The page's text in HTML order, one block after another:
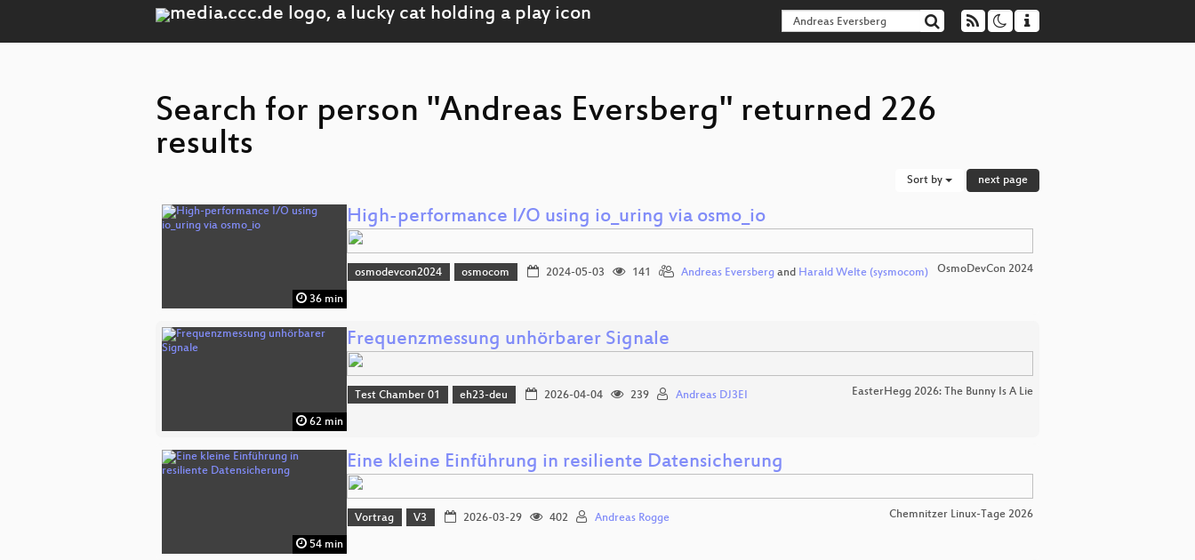
Search for person "Andreas Eversberg" returned 226
results
Sort by next page
36 min
High-performance I/O using io_uring via osmo_io
osmodevcon2024 osmocom 2024-05-03 141 Andreas Eversbergand Harald Welte (sysmocom) OsmoDevCon 2024
62 min
Frequenzmessung unhörbarer Signale
Test Chamber 01 eh23-deu 2026-04-04 239 Andreas DJ3EI EasterHegg 2026: The Bunny Is A Lie
54 min
Eine kleine Einführung in resiliente Datensicherung
Vortrag V3 2026-03-29 402 Andreas Rogge Chemnitzer Linux-Tage 2026